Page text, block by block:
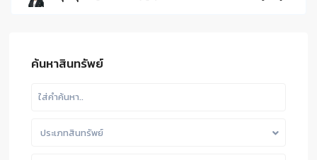
ค้นหาสินทรัพย์
ประเภทสินทรัพย์